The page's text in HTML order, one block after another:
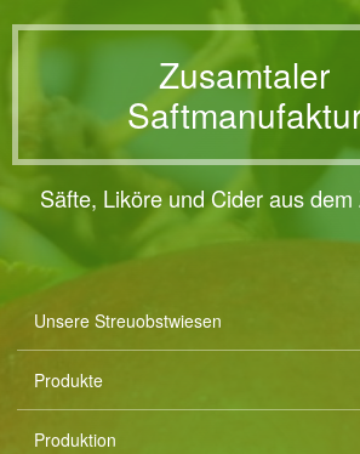
Zusamtaler
Säfte, Liköre und Cider aus dem
Unsere Streuobstwiesen
Produkte
Produktion